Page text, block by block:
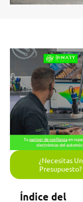
¿Necesitas Un
Presupuesto?
Índice del